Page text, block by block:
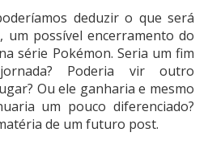
deduzir o que será
um possível encerramento do
série Pokémon. Seria um fim
Poderia vir outro
Ou ele ganharia e mesmo
um pouco diferenciado?
de um futuro post.